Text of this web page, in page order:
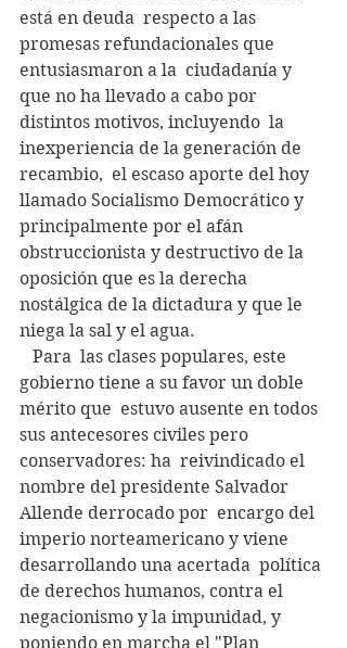
está en deuda  respecto a las
promesas refundacionales que
entusiasmaron a la  ciudadanía y
que no ha llevado a cabo por
distintos motivos, incluyendo  la
inexperiencia de la generación de
recambio,  el escaso aporte del hoy
llamado Socialismo Democrático y
principalmente por el afán
obstruccionista y destructivo de la
oposición que es la derecha
nostálgica de la dictadura y que le
niega la sal y el agua.
gobierno tiene a su favor un doble
mérito que  estuvo ausente en todos
sus antecesores civiles pero
conservadores: ha  reivindicado el
nombre del presidente Salvador
Allende derrocado por  encargo del
imperio norteamericano y viene
desarrollando una acertada  política
de derechos humanos, contra el
negacionismo y la impunidad, y
poniendo en marcha el "Plan